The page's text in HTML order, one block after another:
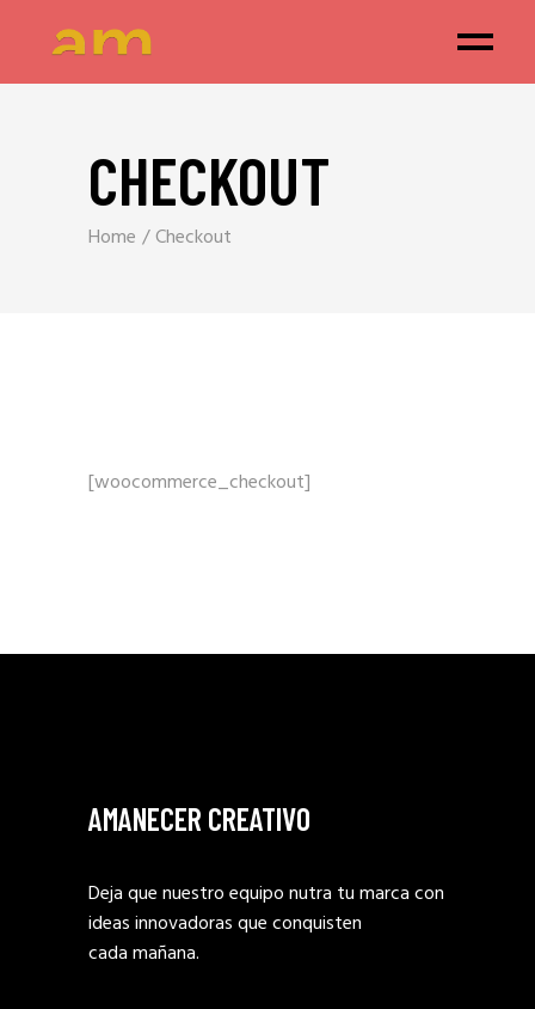
CHECKOUT
Home Checkout
[woocommerce_checkout]
AMANECER CREATIVO
Deja que nuestro equipo nutra tu marca con
ideas innovadoras que conquisten
cada mañana.